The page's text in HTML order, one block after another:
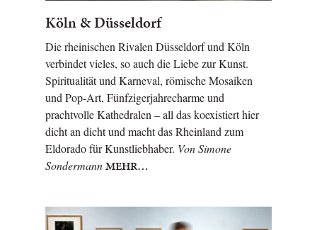
Köln & Düsseldorf
Die rheinischen Rivalen Düsseldorf und Köln
verbindet vieles, so auch die Liebe zur Kunst.
Spiritualität und Karneval, römische Mosaiken
und Pop­-Art, Fünfzigerjahre­charme und
prachtvolle Kathedralen – all das koexistiert hier
dicht an dicht und macht das Rheinland zum
Eldorado für Kunstliebhaber. Von Simone
SondermannMEHR…